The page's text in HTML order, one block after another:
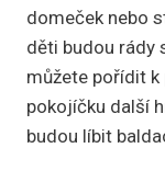
domeček nebo
děti budou rády
můžete pořídit k
pokojíčku další
budou líbit